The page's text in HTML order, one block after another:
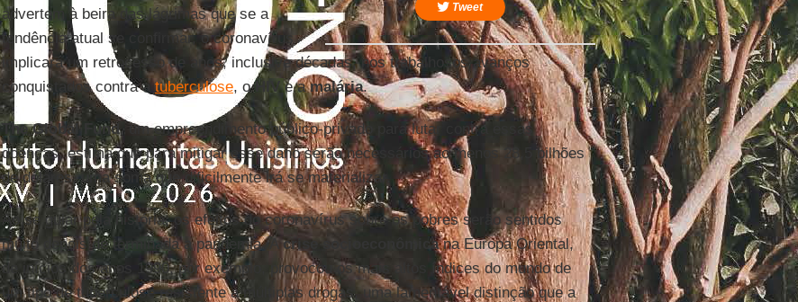
Tweet
advertem à beira das lágrimas que se a
tendência atual se confirmar, o coronavírus
implicará um retrocesso de anos, inclusive décadas, nos trabalhosos avanços
conquistados contra atuberculose, oHIV e amalária.
The Global Fund, um empreendimento público-privado para lutar contra essas
doenças, estima que para mitigar esse dano serão necessários ao menos 28,5 bilhões
de dólares, uma soma que dificilmente irá se materializar.
Ao se guiar pela história, os efeitos do coronavírus sobre os pobres serão sentidos
muito depois de terminada a pandemia. Acrise socioeconômicana Europa Oriental,
de inícios dos anos 1990, por exemplo, provocou os mais altos índices do mundo de
um tipo de tuberculose resistente a múltiplas drogas, uma lamentável distinção que a